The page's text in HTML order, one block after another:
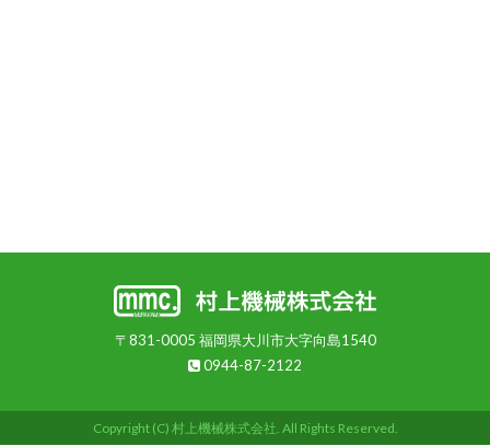
〒831-0005 福岡県大川市大字向島1540
0944-87-2122
Copyright (C) 村上機械株式会社. All Rights Reserved.